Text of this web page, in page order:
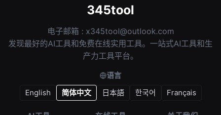
345tool
电子邮箱 : x345tool@outlook.com
发现最好的AI工具和免费在线实用工具。一站式AI工具和生
产力工具平台。
语言
English
简体中文 日本語 한국어 Français